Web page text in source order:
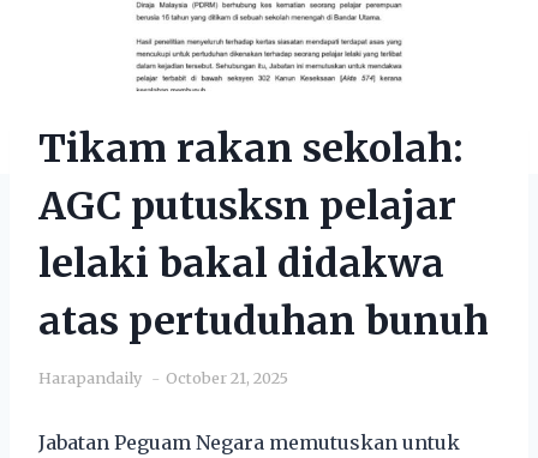
Tikam rakan sekolah:
AGC putusksn pelajar
lelaki bakal didakwa
atas pertuduhan bunuh
Harapandaily October 21, 2025
Jabatan Peguam Negara memutuskan untuk